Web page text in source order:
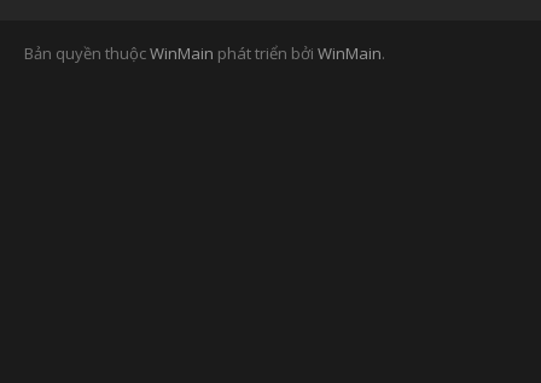
Bản quyền thuộcWinMain phát triển bởi WinMain.